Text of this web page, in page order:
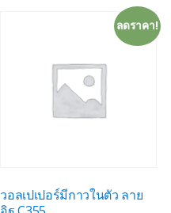
ลดราคา!
วอลเปเปอร์มีกาวในตัว ลาย